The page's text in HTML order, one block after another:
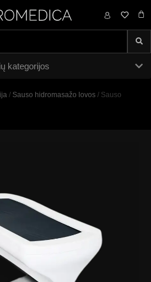
0,00 €
kategorijos
/ Sauso hidromasažo lovos / Sauso